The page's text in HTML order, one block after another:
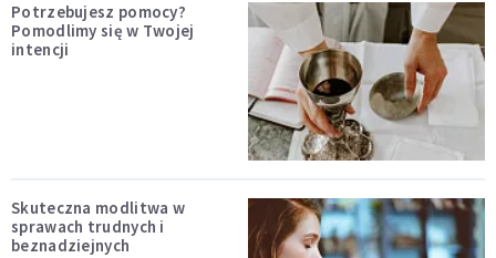
Potrzebujesz pomocy?
Pomodlimy się w Twojej
intencji
Skuteczna modlitwa w
sprawach trudnych i
beznadziejnych